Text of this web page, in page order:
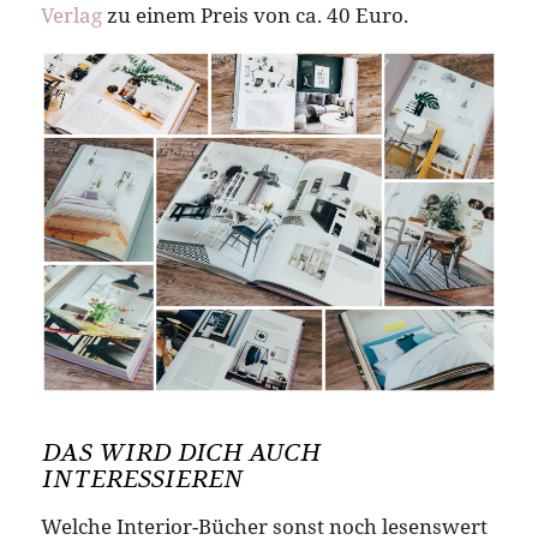
Verlagzu einem Preis von ca. 40 Euro.
DAS WIRD DICH AUCH
INTERESSIEREN
Welche Interior-Bücher sonst noch lesenswert